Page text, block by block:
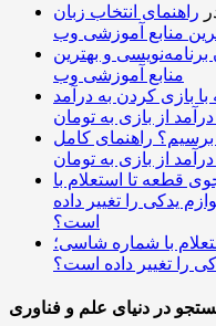
راهنمای انتخاب زبان
منابع آموزشی وب
برنامه‌نویسی و بهترین
منابع آموزشی وب
با بازی کردن به درآمد
از بازی به تومان
برسیم؟ راهنمای کامل
از بازی به تومان
قطعه تا استعلام با
یدکی را تغییر داده
است؟
با شماره شاسی؛
را تغییر داده است؟
در دنیای علم و فناوری